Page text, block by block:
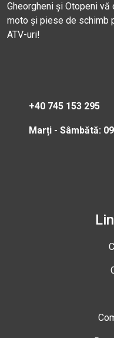
Gheorgheni și Otopeni
moto și piese de schimb
ATV-uri!
+40 745 153 295
Marți - Sâmbătă: